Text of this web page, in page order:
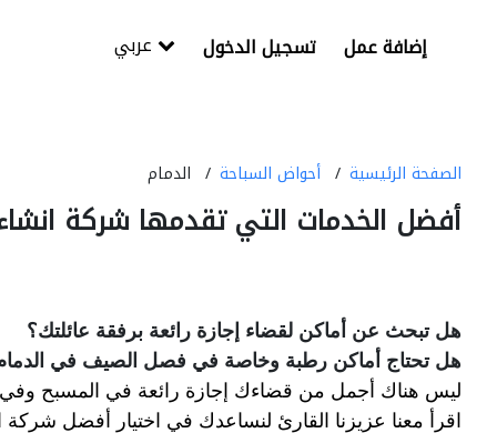
تسجيل الدخول إضافة عمل
الصفحة الرئيسية أحواض السباحة الدمام
أفضل الخدمات التي تقدمها شركة
هل تبحث عن أماكن لقضاء إجازة رائعة برفقة عائلتك؟
هل تحتاج أماكن رطبة وخاصة في فصل الصيف في
ليس هناك أجمل من قضاءك إجازة رائعة في المسبح
اقرأ معنا عزيزنا القارئ لنساعدك في اختيار أفضل